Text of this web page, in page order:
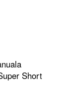
Short